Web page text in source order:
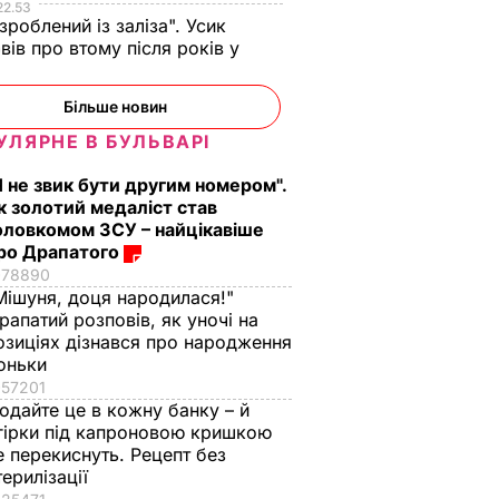
не
Гості думають, що
ресторану. Як
приготувати ніжні
баклажанні
рулетики без зайвого
жиру
7 серпня, 20.16БУЛЬВАР
із заліза". Усик
про втому після років у
Більше новин
В БУЛЬВАРІ
не звик бути другим номером".
золотий медаліст став
ЗСУ – найцікавіше
Драпатого
78890
доця народилася!"
розповів, як уночі на
дізнався про народження
57201
це в кожну банку – й
під капроновою кришкою
перекиснуть. Рецепт без